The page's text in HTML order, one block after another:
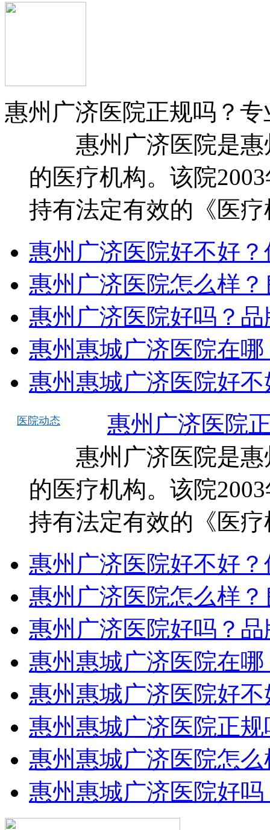
惠州广济医院正规吗？专
惠州广济医院是惠
的医疗机构。该院
持有法定有效的《医
惠州广济医院好不好
惠州广济医院怎么样
惠州广济医院好吗？
惠州惠城广济医院在
惠州惠城广济医院好
医院动态
惠州广济医院
惠州广济医院是惠
的医疗机构。该院
持有法定有效的《医
惠州广济医院好不好？
惠州广济医院怎么样？
惠州广济医院好吗？品
惠州惠城广济医院在哪
惠州惠城广济医院好不
惠州惠城广济医院正规
惠州惠城广济医院怎么
惠州惠城广济医院好吗